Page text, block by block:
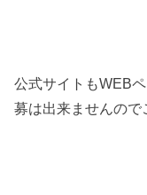
公式サイトもWEB
募は出来ませんので